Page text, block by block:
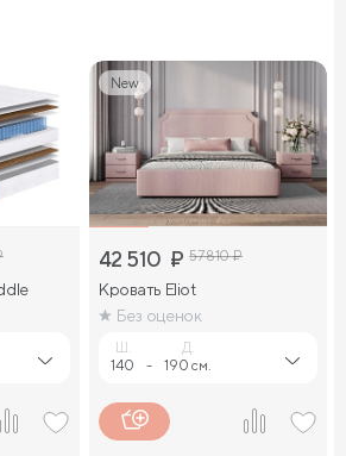
New
42 510 ₽ 57 810₽
Кровать Eliot
Без оценок
Ш.
140 -
Д.
190 см.